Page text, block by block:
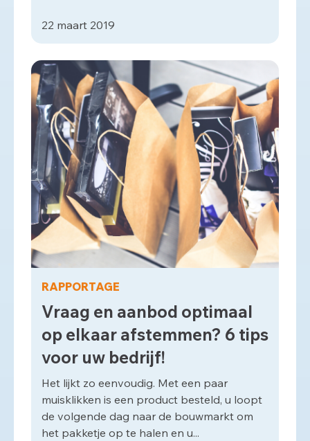
22 maart 2019
RAPPORTAGE
Vraag en aanbod optimaal
op elkaar afstemmen? 6 tips
voor uw bedrijf!
Het lijkt zo eenvoudig. Met een paar
muisklikken is een product besteld, u loopt
de volgende dag naar de bouwmarkt om
het pakketje op te halen en u...